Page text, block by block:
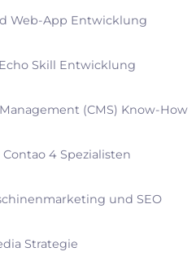
Web-App Entwicklung
Skill Entwicklung
(CMS) Know-How
4 Spezialisten
und SEO
Strategie